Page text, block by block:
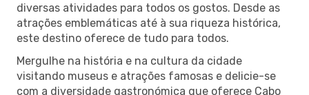
diversas atividades para todos os gostos. Desde as
atrações emblemáticas até à sua riqueza histórica,
este destino oferece de tudo para todos.
Mergulhe na história e na cultura da cidade
visitando museus e atrações famosas e delicie-se
com a diversidade gastronómica que oferece Cabo